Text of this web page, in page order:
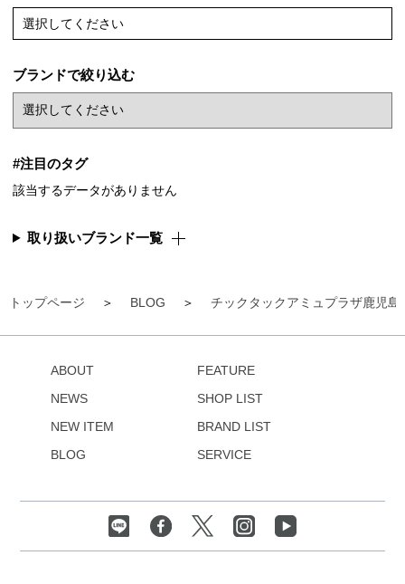
トップページ BLOG チックタックアミュプラザ鹿児島
選択してください
ブランドで絞り込む
#注目のタグ
該当するデータがありません
取り扱いブランド一覧
ABOUT
NEWS
NEW ITEM
BLOG
FEATURE
SHOP LIST
BRAND LIST
SERVICE